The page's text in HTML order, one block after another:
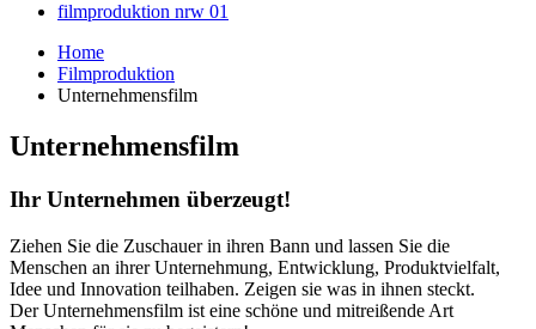
filmproduktion nrw 01
Home
Filmproduktion
Unternehmensfilm
Unternehmensfilm
Ihr Unternehmen überzeugt!
Ziehen Sie die Zuschauer in ihren Bann und lassen Sie die
Menschen an ihrer Unternehmung, Entwicklung, Produktvielfalt,
Idee und Innovation teilhaben. Zeigen sie was in ihnen steckt.
Der Unternehmensfilm ist eine schöne und mitreißende Art